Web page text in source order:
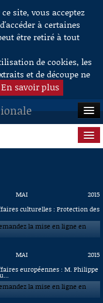
site, vous acceptez
à certaines
être retiré à tout
de cookies, les
et de découpe ne
En savoir plus
MAI
2015
culturelles : Protection des
la mise en ligne en
MAI
2015
européennes : M. Philippe
la mise en ligne en